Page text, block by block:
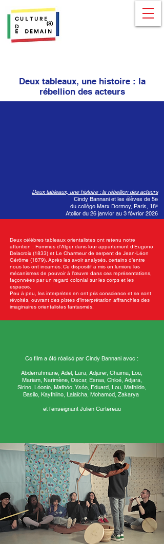
Deux tableaux, une histoire : la
rébellion des acteurs
Deux tableaux, une histoire : la rébellion des acteurs
Cindy Bannani et les élèves de 5e
du collège Marx Dormoy, Paris, 18ᵉ
Atelier du 26 janvier au 3 février 2026
Deux célèbres tableaux orientalistes ont retenu notre
attention : Femmes d’Alger dans leur appartement d’Eugène
Delacroix (1833) et Le Charmeur de serpent de Jean-Léon
Gérôme (1879). Après les avoir analysés, certains d’entre
nous les ont incarnés. Ce dispositif a mis en lumière les
mécanismes de pouvoir à l’œuvre dans ces représentations,
façonnées par un regard colonial sur les corps et les
espaces.
Peu à peu, les interprètes en ont pris conscience et se sont
révoltés, ouvrant des pistes d’interprétation affranchies des
imaginaires orientalistes fantasmés.
Ce film a été réalisé par Cindy Bannani avec :
Abderrahmane, Adel, Lara, Adjarer, Chaima, Lou,
Mariam, Narimène, Oscar, Esraa, Chloé, Adjara,
Sirine, Léonie, Mathéo, Ysée, Eduard, Lou, Mathilde,
Basile, Kaythline, Lalaïcha, Mohamed, Zakarya
et l’enseignant Julien Cartereau